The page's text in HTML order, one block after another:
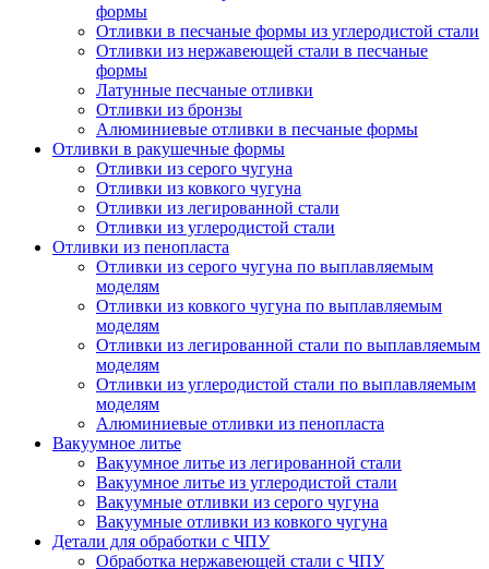
формы
Отливки в песчаные формы из углеродистой стали
Отливки из нержавеющей стали в песчаные
формы
Латунные песчаные отливки
Отливки из бронзы
Алюминиевые отливки в песчаные формы
Отливки в ракушечные формы
Отливки из серого чугуна
Отливки из ковкого чугуна
Отливки из легированной стали
Отливки из углеродистой стали
Отливки из пенопласта
Отливки из серого чугуна по выплавляемым
моделям
Отливки из ковкого чугуна по выплавляемым
моделям
Отливки из легированной стали по выплавляемым
моделям
Отливки из углеродистой стали по выплавляемым
моделям
Алюминиевые отливки из пенопласта
Вакуумное литье
Вакуумное литье из легированной стали
Вакуумное литье из углеродистой стали
Вакуумные отливки из серого чугуна
Вакуумные отливки из ковкого чугуна
Детали для обработки с ЧПУ
Обработка нержавеющей стали с ЧПУ